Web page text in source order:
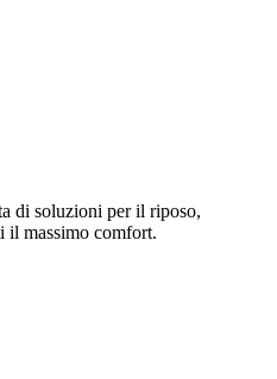
di soluzioni per il riposo,
il massimo comfort.